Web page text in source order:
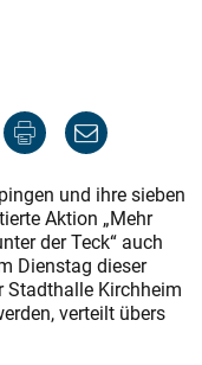
und ihre sieben
Aktion „Mehr
der Teck“ auch
Dienstag dieser
Stadthalle Kirchheim
verteilt übers